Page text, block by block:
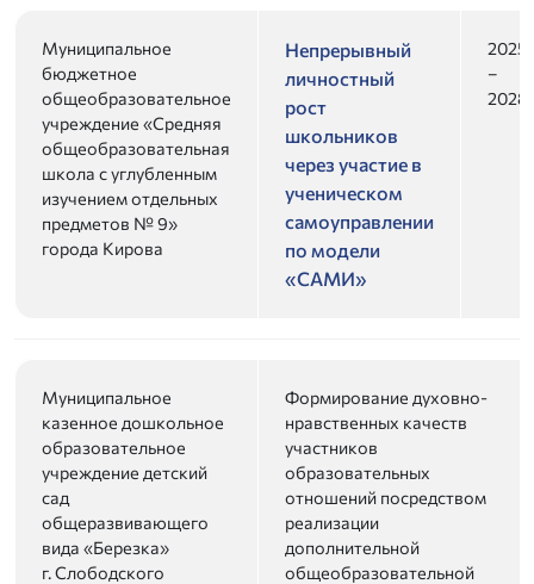
Муниципальное
бюджетное
общеобразовательное
учреждение «Средняя
общеобразовательная
школа с углубленным
изучением отдельных
предметов № 9»
города Кирова
Непрерывный
личностный
рост
школьников
через участие в
ученическом
самоуправлении
по модели
«САМИ»
2025
–
2028
Муниципальное
казенное дошкольное
образовательное
учреждение детский
сад
общеразвивающего
вида «Березка»
г. Слободского
Формирование духовно-
нравственных качеств
участников
образовательных
отношений посредством
реализации
дополнительной
общеобразовательной